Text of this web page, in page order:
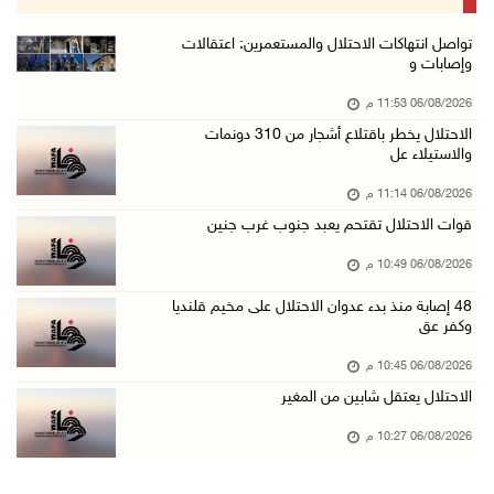
جماهير شعبنا تشيع جثمان الشهيد علاء صبيح في ت ...
الاحتلال يوسع حملات الدهم والاعتقال في قلنديا ...
06/آب/2026 08:06 م
الرئيس المصري وملك البحرين يشددان على ضرورة ت ...
رابطة العالم الإسلامي تدين تواصل انتهاكات الا ...
اليونيسف: استشهاد 300 طفل منذ وقف إطلاق النار ...
تواصل انتهاكات الاحتلال والمستعمرين: اعتقالات
وإصابات و
06/08/2026 11:53 م
الاحتلال يخطر باقتلاع أشجار من 310 دونمات
والاستيلاء عل
06/08/2026 11:14 م
قوات الاحتلال تقتحم يعبد جنوب غرب جنين
06/08/2026 10:49 م
48 إصابة منذ بدء عدوان الاحتلال على مخيم قلنديا
وكفر عق
06/08/2026 10:45 م
الاحتلال يعتقل شابين من المغير
06/08/2026 10:27 م